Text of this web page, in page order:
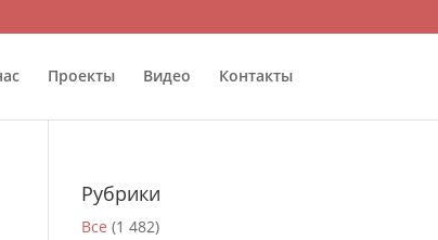
Проекты Видео Контакты
Рубрики
Все (1 482)